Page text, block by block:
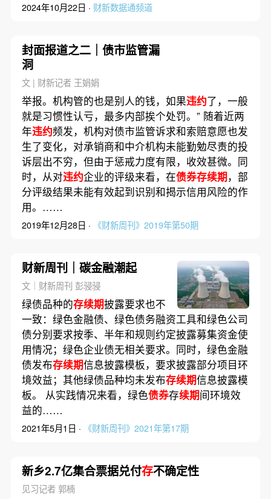
2024年10月22日 · 财新数据通频道
封面报道之二｜债市监管漏
洞
文 | 财新记者 王娟娟
举报。机构管的也是别人的钱，如果违约了，一般
就是习惯性认亏，最多内部挨个处罚。” 随着近两
年违约频发，机构对债市监管诉求和索赔意愿也发
生了变化，对承销商和中介机构未能勤勉尽责的投
诉层出不穷，但由于惩戒力度有限，收效甚微。同
时，从对违约企业的评级来看，在债券存续期，部
分评级结果未能有效起到识别和揭示信用风险的作
用。……
2019年12月28日 · 《财新周刊》2019年第50期
财新周刊｜碳金融潮起
文｜财新周刊 彭骎骎
绿债品种的存续期披露要求也不
一致：绿色金融债、绿色债务融资工具和绿色公司
债分别要求按季、半年和规则约定披露募集资金使
用情况；绿色企业债无相关要求。同时，绿色金融
债发布存续期信息披露模板，要求披露部分项目环
境效益；其他绿债品种均未发布存续期信息披露模
板。 从实践情况来看，绿色债券存续期间环境效
益的……
2021年5月1日 · 《财新周刊》2021年第17期
新乡2.7亿集合票据兑付存不确定性
见习记者 郭楠